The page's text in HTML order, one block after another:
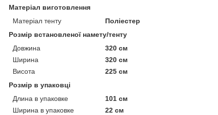
Матеріал виготовлення
Матеріал тенту
Поліестер
Розмір встановленої намету/тенту
Довжина
320 см
Ширина
320 см
Висота
225 см
Розмір в упаковці
Длина в упаковке
101 см
Ширина в упаковке
22 см